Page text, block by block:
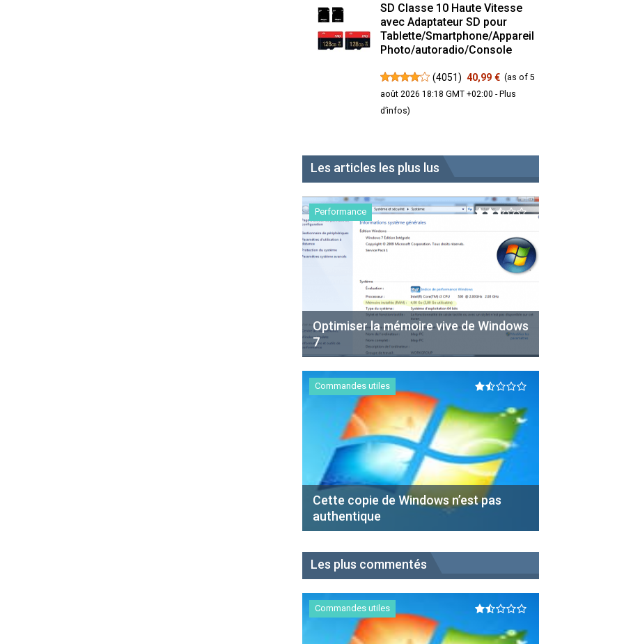
SD Classe 10 Haute Vitesse
avec Adaptateur SD pour
Tablette/Smartphone/Appareil
Photo/autoradio/Console
(4051) 40,99 € (as of 5
août 2026 18:18 GMT +02:00 - Plus
d’infos)
Les articles les plus lus
Performance
Optimiser la mémoire vive de Windows
7
Commandes utiles
Cette copie de Windows n’est pas
authentique
Les plus commentés
Commandes utiles